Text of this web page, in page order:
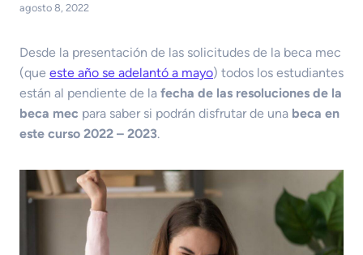
agosto 8, 2022
Desde la presentación de las solicitudes de la beca mec
(que este año se adelantó a mayo) todos los estudiantes
están al pendiente de la fecha de las resoluciones de la
beca mec para saber si podrán disfrutar de una beca en
este curso 2022 – 2023.